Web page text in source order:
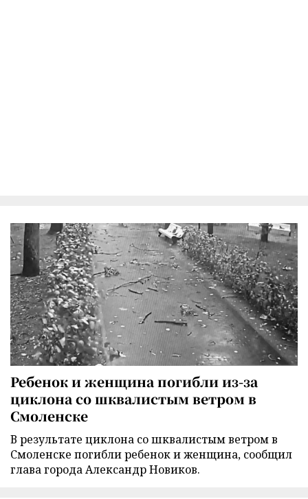
Ребенок и женщина погибли из-за
циклона со шквалистым ветром в
Смоленске
В результате циклона со шквалистым ветром в
Смоленске погибли ребенок и женщина, сообщил
глава города Александр Новиков.